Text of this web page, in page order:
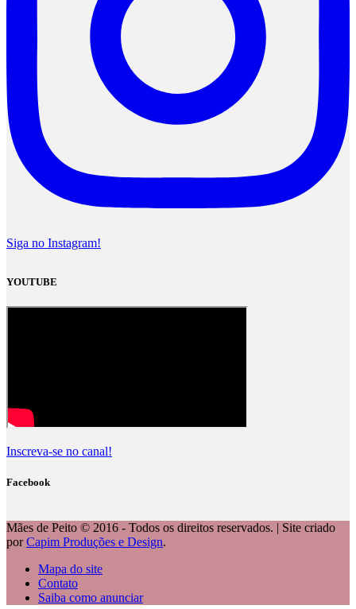
Siga no Instagram!
YOUTUBE
Inscreva-se no canal!
Facebook
Mães de Peito © 2016 - Todos os direitos reservados. | Site criado
porCapim Produções e Design.
Mapa do site
Contato
Saiba como anunciar